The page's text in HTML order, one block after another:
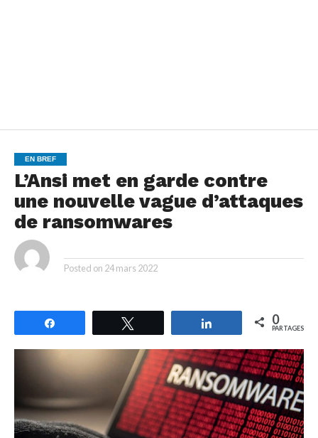
EN BREF
L’Ansi met en garde contre
une nouvelle vague d’attaques
de ransomwares
Posted on 24 mars 2022
Partagez 0
PARTAGES